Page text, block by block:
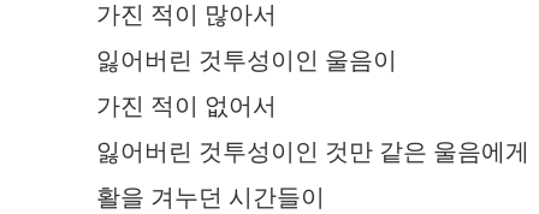
가진 적이 많아서
잃어버린 것투성이인 울음이
가진 적이 없어서
잃어버린 것투성이인 것만 같은 울음에게
활을 겨누던 시간들이